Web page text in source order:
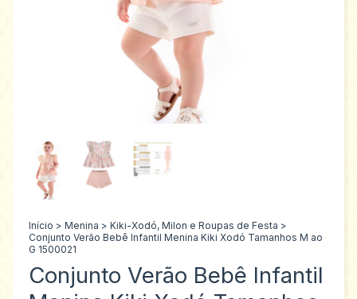
Início > Menina > Kiki-Xodó, Milon e Roupas de Festa >
Conjunto Verão Bebê Infantil Menina Kiki Xodó Tamanhos M ao
G 1500021
Conjunto Verão Bebê Infantil